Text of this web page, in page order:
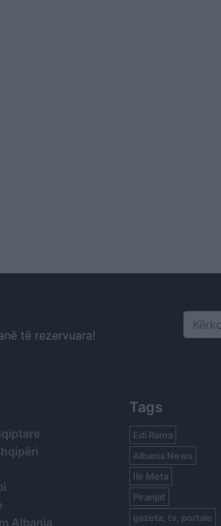
të rezervuara! Search
Albania
Tags
Edi Rama
Albania News
Ilir Meta
Piranjat
gazeta, tv, portale